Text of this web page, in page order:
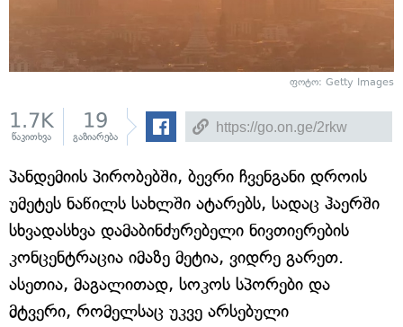
ფოტო: Getty Images
1.7K
წაკითხვა
19
გაზიარება
პანდემიის პირობებში, ბევრი ჩვენგანი დროის
უმეტეს ნაწილს სახლში ატარებს, სადაც ჰაერში
სხვადასხვა დამაბინძურებელი ნივთიერების
კონცენტრაცია იმაზე მეტია, ვიდრე გარეთ.
ასეთია, მაგალითად, სოკოს სპორები და
მტვერი, რომელსაც უკვე არსებული